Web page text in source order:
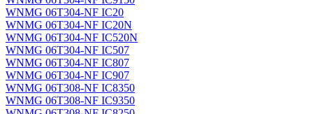
WNMG 06T304-NF IC20
WNMG 06T304-NF IC20N
WNMG 06T304-NF IC520N
WNMG 06T304-NF IC507
WNMG 06T304-NF IC807
WNMG 06T304-NF IC907
WNMG 06T308-NF IC8350
WNMG 06T308-NF IC9350